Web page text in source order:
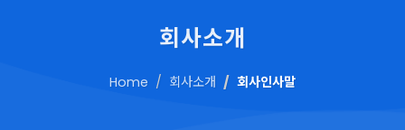
회사소개
Home 회사소개 회사인사말